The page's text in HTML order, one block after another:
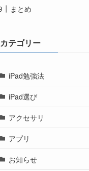
まとめ
カテゴリー
iPad勉強法
iPad選び
アクセサリ
アプリ
お知らせ